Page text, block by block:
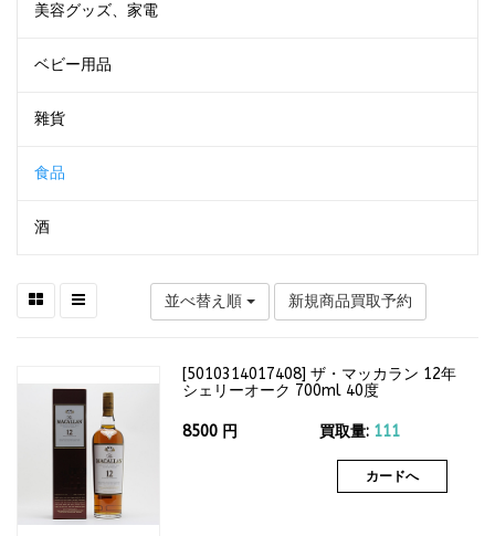
美容グッズ、家電
ベビー用品
雜貨
食品
酒
並べ替え順 新規商品買取予約
[5010314017408] ザ・マッカラン 12年
シェリーオーク 700ml 40度
8500 円 買取量: 111
カードへ